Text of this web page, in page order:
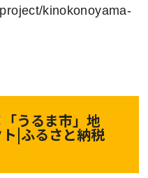
kinokonoyama-
うるま市」地
|ふるさと納税